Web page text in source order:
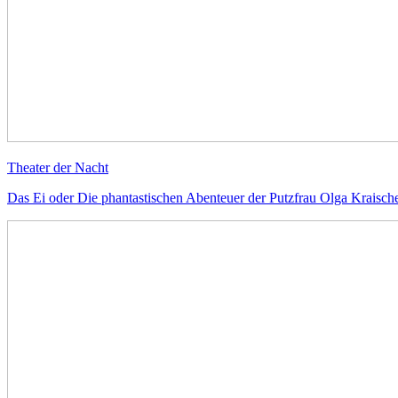
Theater der Nacht
Das Ei oder Die phantastischen Abenteuer der Putzfrau Olga